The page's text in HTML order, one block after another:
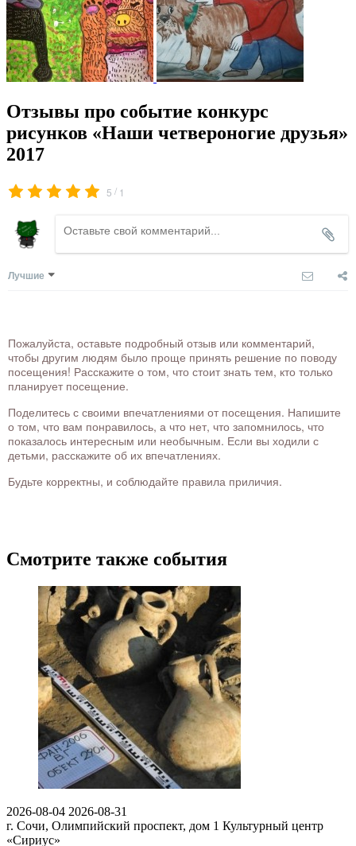
Отзывы про событие конкурс
рисунков «Наши четвероногие друзья»
2017
5 / 1
Лучшие
Пожалуйста, оставьте подробный отзыв или комментарий,
чтобы другим людям было проще принять решение по поводу
посещения! Расскажите о том, что стоит знать тем, кто только
планирует посещение.
Поделитесь с своими впечатлениями от посещения. Напишите
о том, что вам понравилось, а что нет, что запомнилось, что
показалось интересным или необычным. Если вы ходили с
детьми, расскажите об их впечатлениях.
Будьте корректны, и соблюдайте правила приличия.
Смотрите также события
2026-08-04 2026-08-31
г. Сочи, Олимпийский проспект, дом 1 Культурный центр
«Сириус»